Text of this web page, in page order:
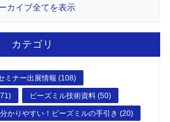
カイブ全てを表示
カテゴリ
ミナー出展情報 (108)
ビーズミル技術資料 (50)
分かりやすい！ビーズミルの手引き (20)